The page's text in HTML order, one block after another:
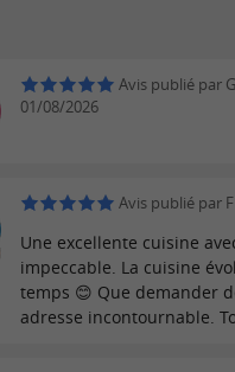
Avis publié par
01/08/2026
Avis publié par
Une excellente cuisine
impeccable. La cuisine
temps 😊 Que demander
adresse incontournable.